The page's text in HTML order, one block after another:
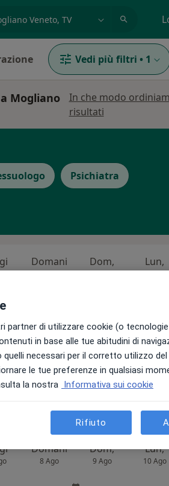
Vedi più filtri • 1
Mogliano
In che modo
risultati
Psichiatra
Domani
8 Ago
Dom,
9 Ago
Lun,
10 Ago
di attivare le prenotazioni
Domani
8 Ago
Dom,
9 Ago
Lun,
10 Ago
partner di utilizzare cookie (o
in base alle tue abitudini di
necessari per il corretto utilizzo
le tue preferenze in qualsiasi
la nostra Informativa sui cookie
Rifiuto